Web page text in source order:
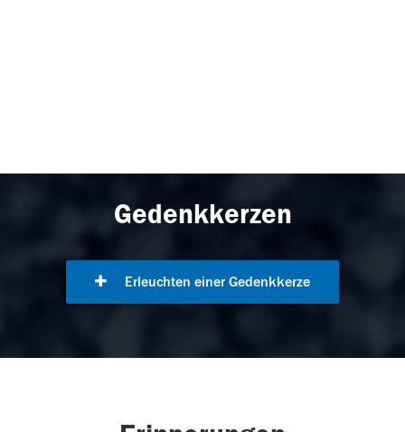
Gedenkkerzen
Erleuchten einer Gedenkkerze